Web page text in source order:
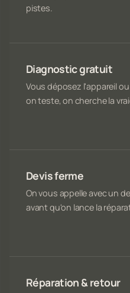
pistes.
Diagnostic gratuit
Vous déposez l'appareil
on teste, on cherche la
Devis ferme
On vous appelle avec un
avant qu'on lance la
Réparation & retour